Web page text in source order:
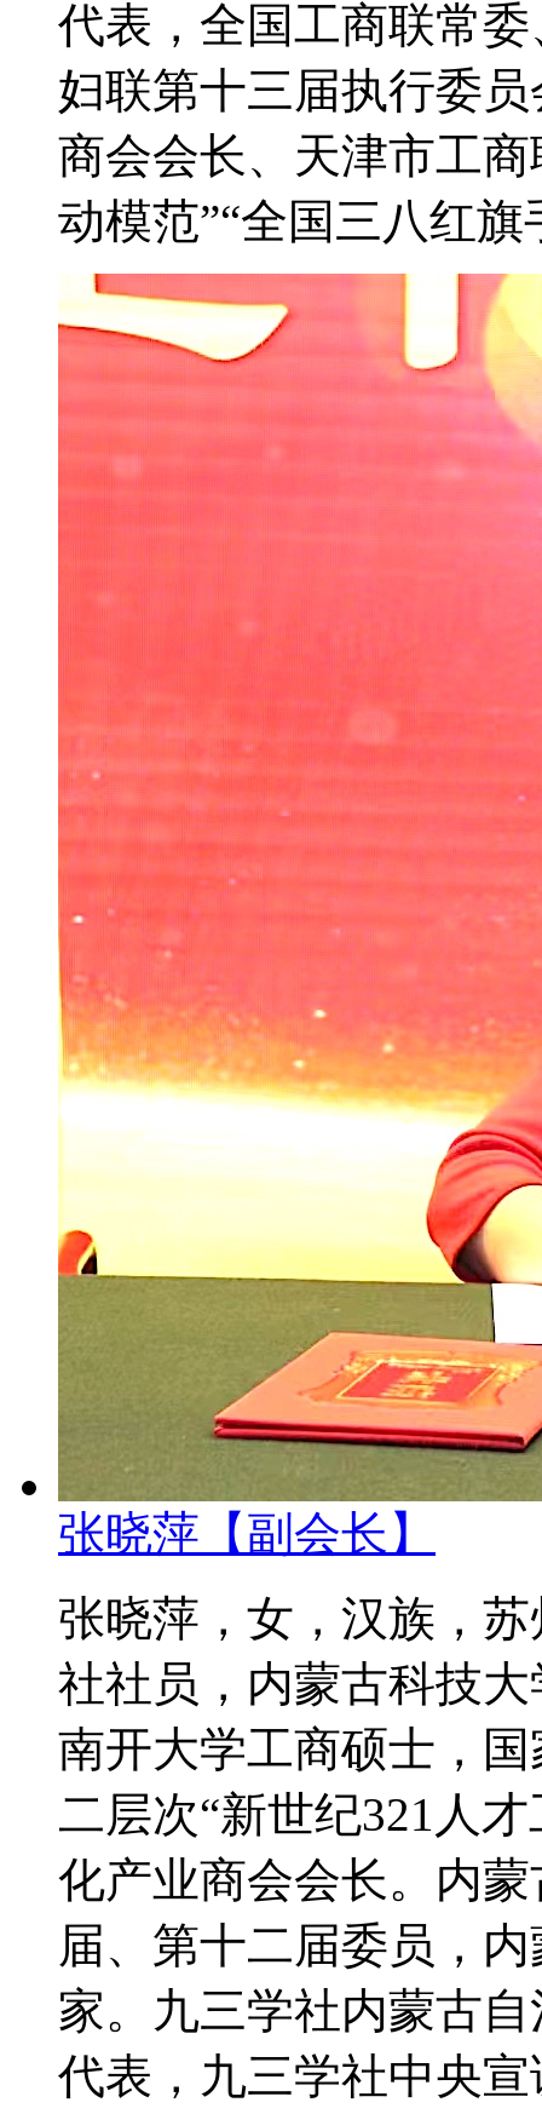
代表，全国工商联常
妇联第十三届执行委
商会会长、天津市工
动模范”“全国三八红
张晓萍【副会长】
张晓萍，女，汉族，
社社员，内蒙古科技
南开大学工商硕士，
二层次“新世纪321人
化产业商会会长。内
届、第十二届委员，
家。九三学社内蒙古
代表，九三学社中央